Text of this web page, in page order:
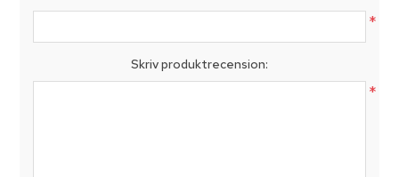
*
Skriv produktrecension:
*